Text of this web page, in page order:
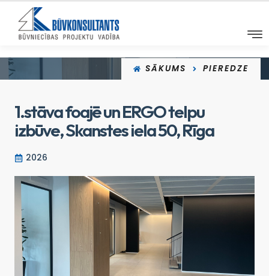
SĀKUMS PIEREDZE
1.stāva foajē un ERGO telpu
izbūve, Skanstes iela 50, Rīga
2026